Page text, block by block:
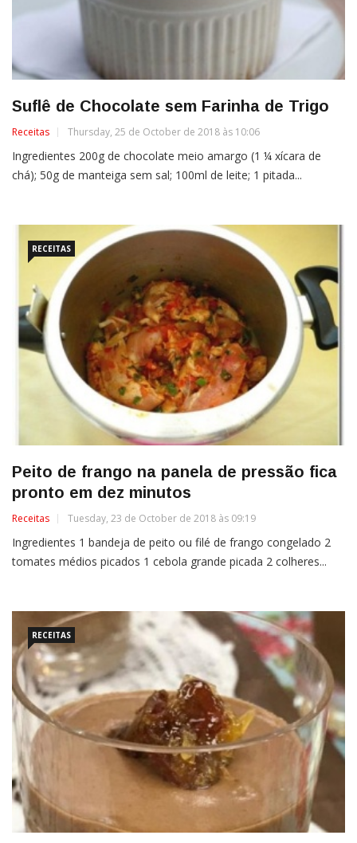
Suflê de Chocolate sem Farinha de Trigo
Receitas Thursday, 25 de October de 2018 às 10:06
Ingredientes 200g de chocolate meio amargo (1 ¼ xícara de
chá); 50g de manteiga sem sal; 100ml de leite; 1 pitada...
RECEITAS
Peito de frango na panela de pressão fica
pronto em dez minutos
Receitas Tuesday, 23 de October de 2018 às 09:19
Ingredientes 1 bandeja de peito ou filé de frango congelado 2
tomates médios picados 1 cebola grande picada 2 colheres...
RECEITAS